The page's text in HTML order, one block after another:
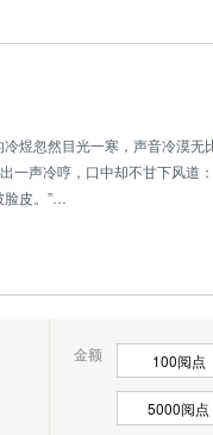
煜忽然目光一寒，声音冷漠无
一声冷哼，口中却不甘下风道
皮。”
金额 100阅点
5000阅点